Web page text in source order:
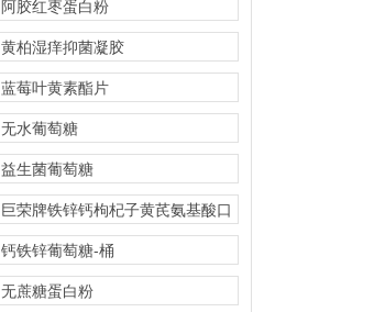
阿胶红枣蛋白粉
黄柏湿痒抑菌凝胶
蓝莓叶黄素酯片
无水葡萄糖
益生菌葡萄糖
巨荣牌铁锌钙枸杞子黄芪氨基酸口
服液
钙铁锌葡萄糖-桶
无蔗糖蛋白粉